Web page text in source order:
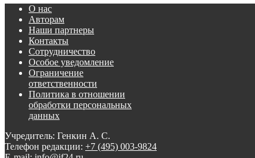
О нас
Авторам
Наши партнеры
Контакты
Сотрудничество
Особое уведомление
Ограничение
ответственности
Политика в отношении
обработки персональных
данных
Учредитель: Генкин А. С.
Телефон редакции: +7 (495) 003-9824